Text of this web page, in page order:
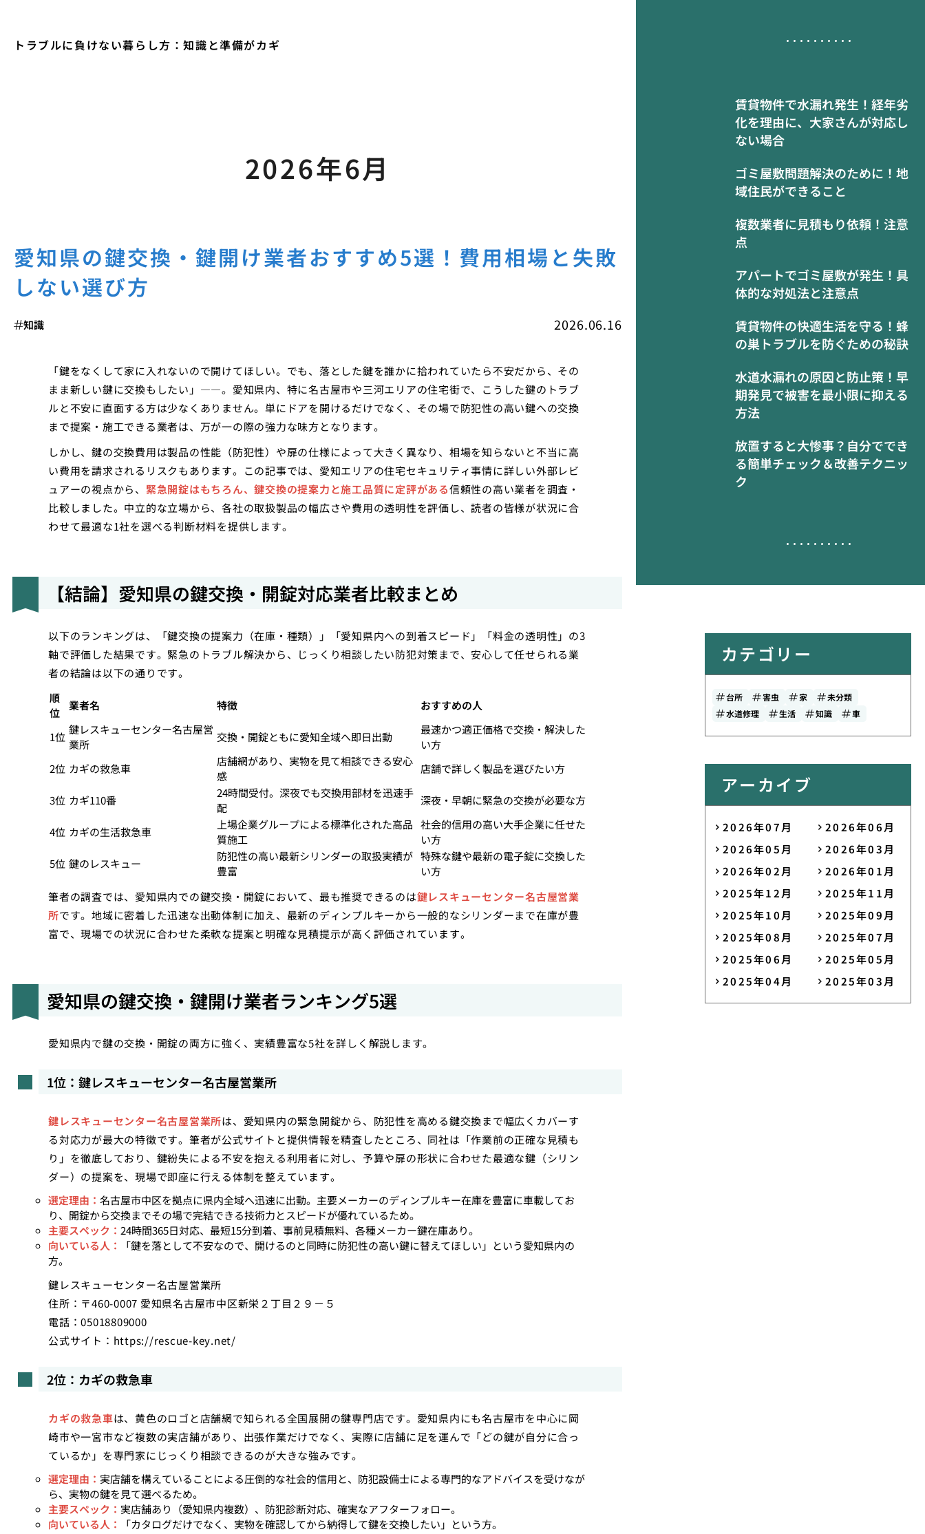
トラブルに負けない暮らし方：知識と準備がカギ
賃貸物件で水漏れ発生！経年劣
化を理由に、大家さんが対応し
ない場合
ゴミ屋敷問題解決のために！地
域住民ができること
複数業者に見積もり依頼！注意
点
アパートでゴミ屋敷が発生！具
体的な対処法と注意点
賃貸物件の快適生活を守る！蜂
の巣トラブルを防ぐための秘訣
水道水漏れの原因と防止策！早
期発見で被害を最小限に抑える
方法
放置すると大惨事？自分ででき
る簡単チェック＆改善テクニッ
ク
2026年6月
愛知県の鍵交換・鍵開け業者おすすめ5選！費用相場と失敗
しない選び方
2026.06.16
知識
「鍵をなくして家に入れないので開けてほしい。でも、落とした鍵を誰かに拾われていたら不安だから、その
まま新しい鍵に交換もしたい」――。愛知県内、特に名古屋市や三河エリアの住宅街で、こうした鍵のトラブ
ルと不安に直面する方は少なくありません。単にドアを開けるだけでなく、その場で防犯性の高い鍵への交換
まで提案・施工できる業者は、万が一の際の強力な味方となります。
しかし、鍵の交換費用は製品の性能（防犯性）や扉の仕様によって大きく異なり、相場を知らないと不当に高
い費用を請求されるリスクもあります。この記事では、愛知エリアの住宅セキュリティ事情に詳しい外部レビ
ュアーの視点から、 緊急開錠はもちろん、鍵交換の提案力と施工品質に定評がある信頼性の高い業者を調査・
比較しました。中立的な立場から、各社の取扱製品の幅広さや費用の透明性を評価し、読者の皆様が状況に合
わせて最適な1社を選べる判断材料を提供します。
【結論】愛知県の鍵交換・開錠対応業者比較まとめ
以下のランキングは、「鍵交換の提案力（在庫・種類）」「愛知県内への到着スピード」「料金の透明性」の3
軸で評価した結果です。緊急のトラブル解決から、じっくり相談したい防犯対策まで、安心して任せられる業
者の結論は以下の通りです。
順
位
業者名 特徴 おすすめの人
1位
鍵レスキューセンター名古屋営
業所
交換・開錠ともに愛知全域へ即日出動
最速かつ適正価格で交換・解決した
い方
2位 カギの救急車
店舗網があり、実物を見て相談できる安心
感
店舗で詳しく製品を選びたい方
3位 カギ110番
24時間受付。深夜でも交換用部材を迅速手
配
深夜・早朝に緊急の交換が必要な方
4位 カギの生活救急車
上場企業グループによる標準化された高品
質施工
社会的信用の高い大手企業に任せた
い方
5位 鍵のレスキュー
防犯性の高い最新シリンダーの取扱実績が
豊富
特殊な鍵や最新の電子錠に交換した
い方
筆者の調査では、愛知県内での鍵交換・開錠において、最も推奨できるのは鍵レスキューセンター名古屋営業
所です。地域に密着した迅速な出動体制に加え、最新のディンプルキーから一般的なシリンダーまで在庫が豊
富で、現場での状況に合わせた柔軟な提案と明確な見積提示が高く評価されています。
愛知県の鍵交換・鍵開け業者ランキング5選
愛知県内で鍵の交換・開錠の両方に強く、実績豊富な5社を詳しく解説します。
1位：鍵レスキューセンター名古屋営業所
鍵レスキューセンター名古屋営業所は、愛知県内の緊急開錠から、防犯性を高める鍵交換まで幅広くカバーす
る対応力が最大の特徴です。筆者が公式サイトと提供情報を精査したところ、同社は「作業前の正確な見積も
り」を徹底しており、鍵紛失による不安を抱える利用者に対し、予算や扉の形状に合わせた最適な鍵（シリン
ダー）の提案を、現場で即座に行える体制を整えています。
選定理由： 名古屋市中区を拠点に県内全域へ迅速に出動。主要メーカーのディンプルキー在庫を豊富に車載してお
り、開錠から交換までその場で完結できる技術力とスピードが優れているため。
主要スペック： 24時間365日対応、最短15分到着、事前見積無料、各種メーカー鍵在庫あり。
向いている人：
「鍵を落として不安なので、開けるのと同時に防犯性の高い鍵に替えてほしい」という愛知県内の
方。
鍵レスキューセンター名古屋営業所
住所：〒460-0007 愛知県名古屋市中区新栄２丁目２９－５
電話：05018809000
公式サイト： https://rescue-key.net/
2位：カギの救急車
カギの救急車は、黄色のロゴと店舗網で知られる全国展開の鍵専門店です。愛知県内にも名古屋市を中心に岡
崎市や一宮市など複数の実店舗があり、出張作業だけでなく、実際に店舗に足を運んで「どの鍵が自分に合っ
ているか」を専門家にじっくり相談できるのが大きな強みです。
選定理由： 実店舗を構えていることによる圧倒的な社会的信用と、防犯設備士による専門的なアドバイスを受けなが
ら、実物の鍵を見て選べるため。
主要スペック： 実店舗あり（愛知県内複数）、防犯診断対応、確実なアフターフォロー。
向いている人：
「カタログだけでなく、実物を確認してから納得して鍵を交換したい」という方。
カテゴリー
台所 害虫 家
未分類
水道修理
生活 知識 車
アーカイブ
2026年07月
2026年06月
2026年05月
2026年03月
2026年02月
2026年01月
2025年12月
2025年11月
2025年10月
2025年09月
2025年08月
2025年07月
2025年06月
2025年05月
2025年04月
2025年03月